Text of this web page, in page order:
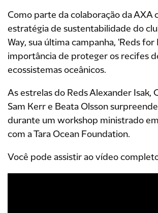
Como parte da colaboração da AXA
estratégia de sustentabilidade do
Way, sua última campanha, 'Reds for
importância de proteger os recifes
ecossistemas oceânicos.
As estrelas do Reds Alexander Isak,
Sam Kerr e Beata Olsson
durante um workshop ministrado
com a Tara Ocean Foundation.
Você pode assistir ao vídeo